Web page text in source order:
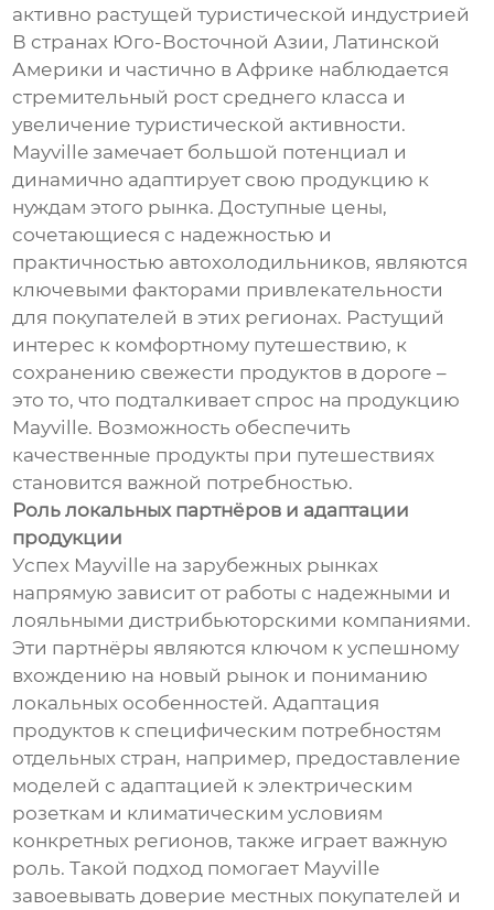
активно растущей туристической индустрией
В странах Юго-Восточной Азии, Латинской
Америки и частично в Африке наблюдается
стремительный рост среднего класса и
увеличение туристической активности.
Mayville замечает большой потенциал и
динамично адаптирует свою продукцию к
нуждам этого рынка. Доступные цены,
сочетающиеся с надежностью и
практичностью автохолодильников, являются
ключевыми факторами привлекательности
для покупателей в этих регионах. Растущий
интерес к комфортному путешествию, к
сохранению свежести продуктов в дороге –
это то, что подталкивает спрос на продукцию
Mayville. Возможность обеспечить
качественные продукты при путешествиях
становится важной потребностью.
Роль локальных партнёров и адаптации
продукции
Успех Mayville на зарубежных рынках
напрямую зависит от работы с надежными и
лояльными дистрибьюторскими компаниями.
Эти партнёры являются ключом к успешному
вхождению на новый рынок и пониманию
локальных особенностей. Адаптация
продуктов к специфическим потребностям
отдельных стран, например, предоставление
моделей с адаптацией к электрическим
розеткам и климатическим условиям
конкретных регионов, также играет важную
роль. Такой подход помогает Mayville
завоевывать доверие местных покупателей и